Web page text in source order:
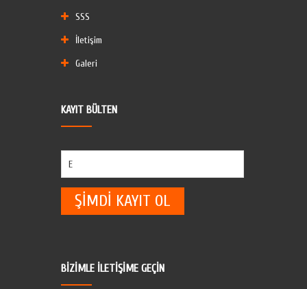
SSS
İletişim
Galeri
KAYIT BÜLTEN
ŞİMDİ KAYIT OL
BİZİMLE İLETİŞİME GEÇİN